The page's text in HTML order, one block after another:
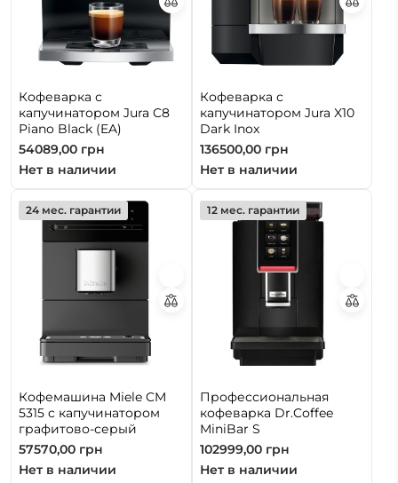
Кофеварка с
капучинатором Jura C8
Piano Black (EA)
54089,00 грн
Нет в наличии
Кофеварка с
капучинатором Jura X10
Dark Inox
136500,00 грн
Нет в наличии
24 мес. гарантии
Кофемашина Miele CM
5315 c капучинатором
графитово-серый
57570,00 грн
Нет в наличии
12 мес. гарантии
Профессиональная
кофеварка Dr.Coffee
MiniBar S
102999,00 грн
Нет в наличии